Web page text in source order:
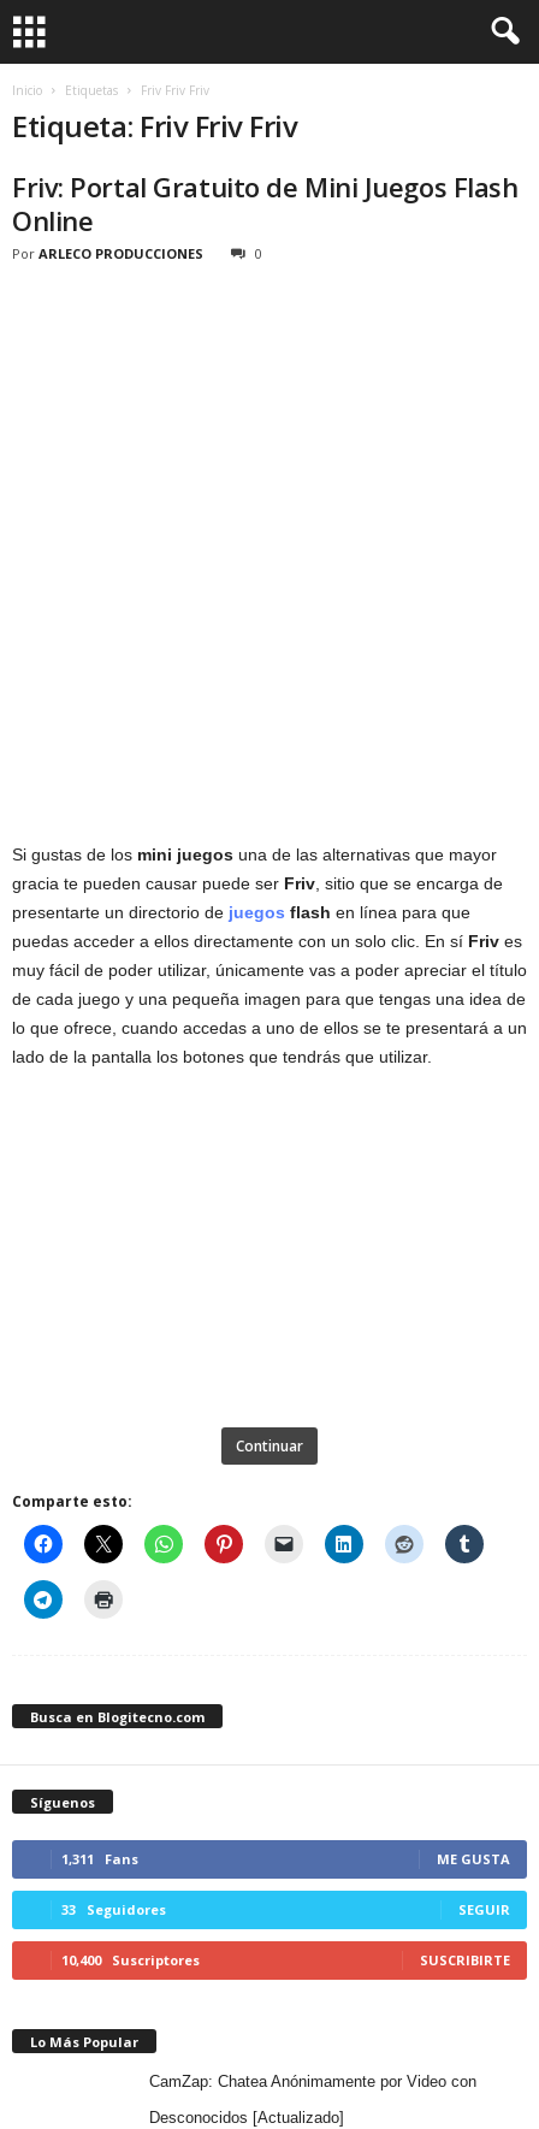
Inicio Etiquetas Friv Friv Friv
Etiqueta: Friv Friv Friv
Friv: Portal Gratuito de Mini Juegos Flash
Online
Por ARLECO PRODUCCIONES 0
Si gustas de los mini juegos una de las alternativas que mayor
gracia te pueden causar puede ser Friv , sitio que se encarga de
presentarte un directorio de juegos flash en línea para que
puedas acceder a ellos directamente con un solo clic. En sí Friv es
muy fácil de poder utilizar, únicamente vas a poder apreciar el título
de cada juego y una pequeña imagen para que tengas una idea de
lo que ofrece, cuando accedas a uno de ellos se te presentará a un
lado de la pantalla los botones que tendrás que utilizar.
Continuar
Comparte esto:
Busca en Blogitecno.com
Síguenos
1,311 Fans ME GUSTA
33 Seguidores SEGUIR
10,400 Suscriptores SUSCRIBIRTE
Lo Más Popular
CamZap: Chatea Anónimamente por Video con
Desconocidos [Actualizado]